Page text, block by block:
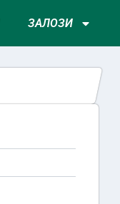
ЗАЛОЗИ